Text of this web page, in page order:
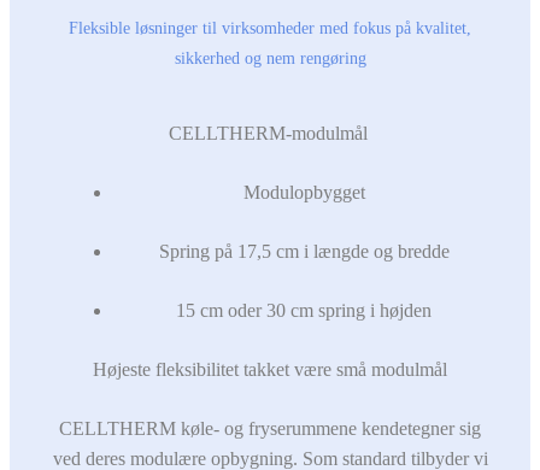
Fleksible løsninger til virksomheder med fokus på kvalitet,
sikkerhed og nem rengøring
CELLTHERM-modulmål ​
Modulopbygget
Spring på 17,5 cm i længde og bredde
15 cm oder 30 cm spring i højden
Højeste fleksibilitet takket være små modulmål
CELLTHERM køle- og fryserummene kendetegner sig
ved deres modulære opbygning. Som standard tilbyder vi